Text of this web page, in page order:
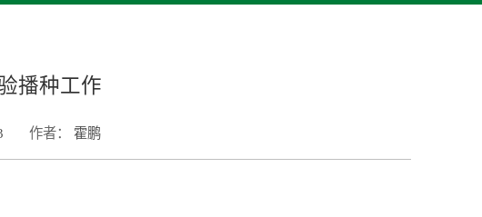
播种工作
作者： 霍鹏